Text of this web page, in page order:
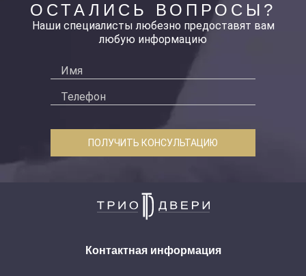
ОСТАЛИСЬ ВОПРОСЫ?
Наши специалисты любезно предоставят вам
любую информацию
ПОЛУЧИТЬ КОНСУЛЬТАЦИЮ
Контактная информация